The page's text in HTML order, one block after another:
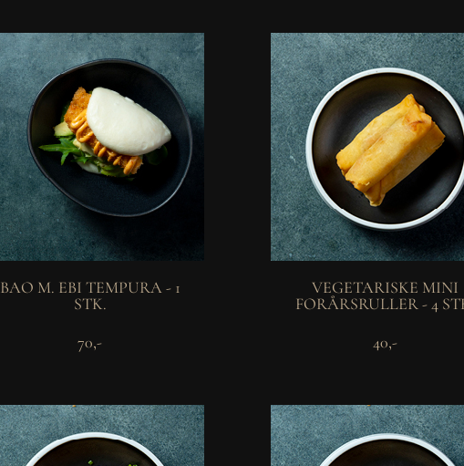
BAO M. EBI TEMPURA - 1
STK.
70,-
VEGETARISKE MINI
FORÅRSRULLER - 4
40,-